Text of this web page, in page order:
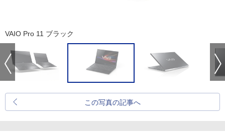
VAIO Pro 11 ブラック
この写真の記事へ